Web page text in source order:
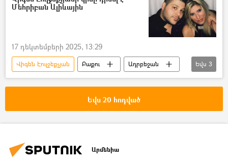
հայ-ադրբեջանական
Ադրբեջանական ագրեսիան Արցախում - 2020
Մեհրիբան Ալիևային
17 դեկտեմբերի 2025, 13:29
Վիգեն Էուլջեքչյան Բաքու
Ադրբեջան
գերի
Կին Մեհրիբան Ալիևա
Եվս 3
Եվս 20 հոդված
Արմենիա